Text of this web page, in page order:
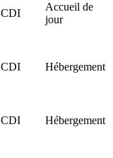
CDI
Accueil de
jour
CDI Hébergement
CDI Hébergement